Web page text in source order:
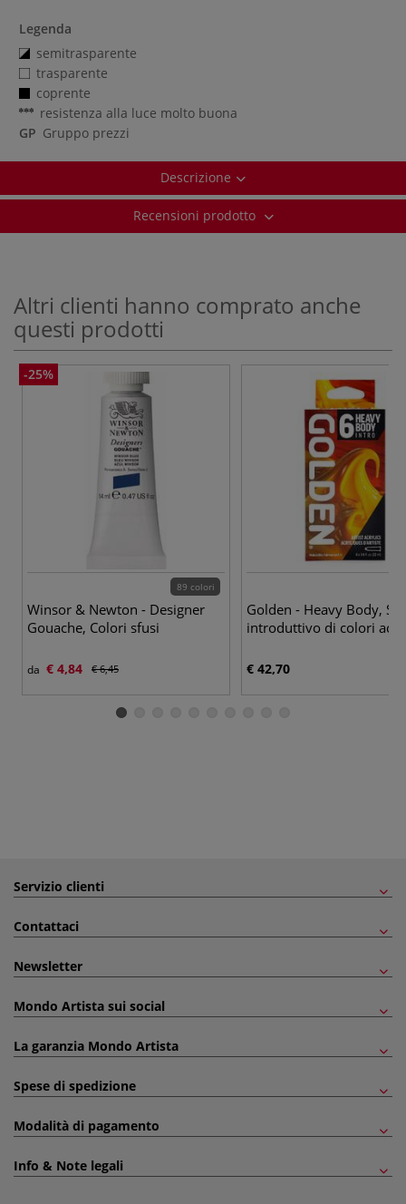
Legenda
semitrasparente
trasparente
coprente
resistenza alla luce molto buona
GP Gruppo prezzi
Descrizione
Recensioni prodotto
Altri clienti hanno comprato anche
questi prodotti
-25%
89 colori
Winsor & Newton - Designer
Gouache, Colori sfusi
da € 4,84 € 6,45
Golden - Heavy Body, Set
introduttivo di colori
€ 42,70
Servizio clienti
Contattaci
Newsletter
Mondo Artista sui social
La garanzia Mondo Artista
Spese di spedizione
Modalità di pagamento
Info & Note legali